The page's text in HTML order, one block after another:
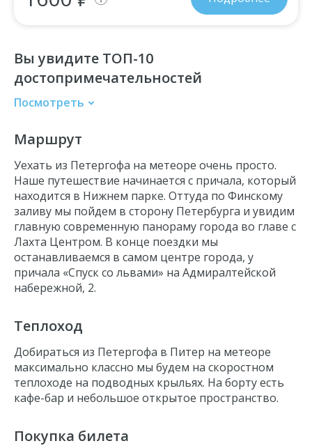
Вы увидите ТОП-10
достопримечательностей
Посмотреть
Фонтанное сооружение «Большой каскад»
Фонтаны-шутихи
Воронихинские колоннады
Каскад «Шахматная гора»
Морской канал
Финский залив
Лахта Центр
Зенит-Арена
Маршрут
Уехать из Петергофа на метеоре очень просто.
Наше путешествие начинается с причала, который
находится в Нижнем парке. Оттуда по Финскому
заливу мы пойдем в сторону Петербурга и увидим
главную современную панораму города во главе с
Лахта Центром. В конце поездки мы
останавливаемся в самом центре города, у
причала «Спуск со львами» на Адмиралтейской
набережной, 2.
Теплоход
Добираться из Петергофа в Питер на метеоре
максимально классно мы будем на скоростном
теплоходе на подводных крыльях. На борту есть
кафе-бар и небольшое открытое пространство.
Покупка билета